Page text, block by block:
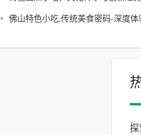
作工艺解析
佛山特色小吃,传统美食密码-深度体
探